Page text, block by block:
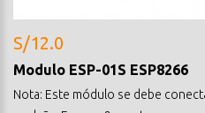
S/12.0
Modulo ESP-01S ESP8266
Nota: Este módulo se debe